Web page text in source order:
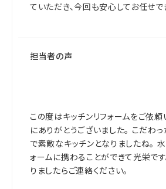
ていただき、今回も安心してお任せで
担当者の声
この度はキッチンリフォームをご依
にありがとうございました。 こだわ
で素敵なキッチンとなりましたね。
ォームに携わることができて光栄で
りましたらご連絡ください。